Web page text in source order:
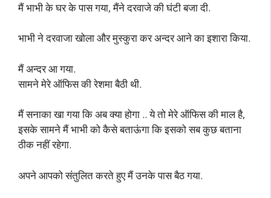
मैं भाभी के घर के पास गया, मैंने दरवाजे की घंटी बजा दी.
भाभी ने दरवाजा खोला और मुस्कुरा कर अन्दर आने का इशारा किया.
मैं अन्दर आ गया.
सामने मेरे ऑफिस की रेशमा बैठी थी.
मैं सनाका खा गया कि अब क्या होगा .. ये तो मेरे ऑफिस की माल है,
इसके सामने मैं भाभी को कैसे बताऊंगा कि इसको सब कुछ बताना
ठीक नहीं रहेगा.
अपने आपको संतुलित करते हुए मैं उनके पास बैठ गया.